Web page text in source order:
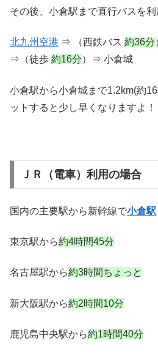
その後、小倉駅まで直行バスを利
北九州空港 ⇒ （西鉄バス 約36分
⇒（徒歩 約16分）⇒ 小倉城
小倉駅から小倉城まで1.2km(約
ットすると少し早くなりますよ！
ＪＲ（電車）利用の場合
国内の主要駅から新幹線で小倉駅
東京駅から約4時間45分
名古屋駅から約3時間ちょっと
新大阪駅から約2時間10分
鹿児島中央駅から約1時間40分